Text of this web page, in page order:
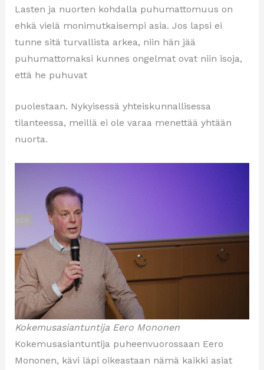
Lasten ja nuorten kohdalla puhumattomuus on
ehkä vielä monimutkaisempi asia. Jos lapsi ei
tunne sitä turvallista arkea, niin hän jää
puhumattomaksi kunnes ongelmat ovat niin isoja,
että he puhuvat
puolestaan. Nykyisessä yhteiskunnallisessa
tilanteessa, meillä ei ole varaa menettää yhtään
nuorta.
Kokemusasiantuntija Eero Mononen
Kokemusasiantuntija puheenvuorossaan Eero
Mononen, kävi läpi oikeastaan nämä kaikki asiat